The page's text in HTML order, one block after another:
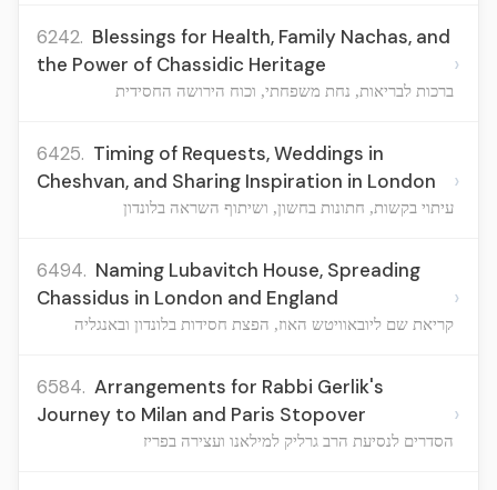
6242. Blessings for Health, Family Nachas, and
the Power of Chassidic Heritage
ברכות לבריאות, נחת משפחתי, וכוח הירושה החסידית
›
6425. Timing of Requests, Weddings in
Cheshvan, and Sharing Inspiration in London
עיתוי בקשות, חתונות בחשון, ושיתוף השראה בלונדון
›
6494. Naming Lubavitch House, Spreading
Chassidus in London and England
קריאת שם ליובאוויטש האוז, הפצת חסידות בלונדון ובאנגליה
›
6584. Arrangements for Rabbi Gerlik's
Journey to Milan and Paris Stopover
הסדרים לנסיעת הרב גרליק למילאנו ועצירה בפריז
›